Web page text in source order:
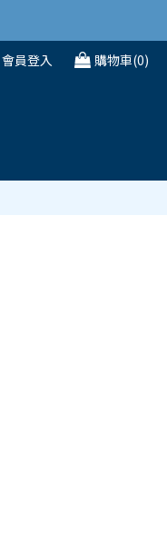
會員登入 購物車(0)
立即購買